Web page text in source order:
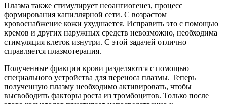
Плазма также стимулирует неоангиогенез, процесс
формирования капиллярной сети. С возрастом
кровоснабжение кожи ухудшается. Исправить это с помощью
кремов и других наружных средств невозможно, необходима
стимуляция клеток изнутри. С этой задачей отлично
справляется плазмотерапия.
Полученные фракции крови разделяются с помощью
специального устройства для переноса плазмы. Теперь
полученную плазму необходимо активировать, чтобы
высвободить факторы роста из тромбоцитов. Только после